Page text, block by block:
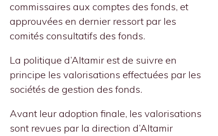
commissaires aux comptes des fonds, et
approuvées en dernier ressort par les
comités consultatifs des fonds.
La politique d’Altamir est de suivre en
principe les valorisations effectuées par les
sociétés de gestion des fonds.
Avant leur adoption finale, les valorisations
sont revues par la direction d’Altamir